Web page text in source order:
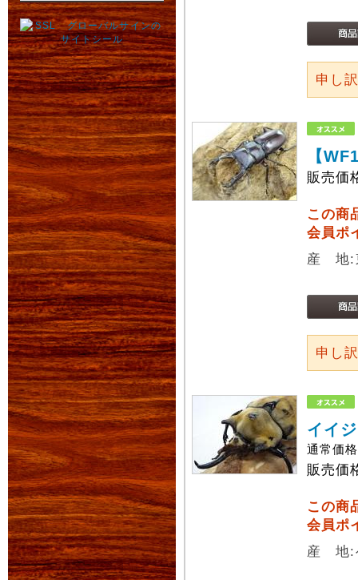
申し
【
販売価
この商
会員ポ
産 地:
申し
イイ
通常価
販売価
この商
会員ポ
産 地: